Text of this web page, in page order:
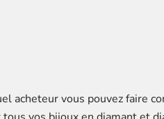
acheteur vous pouvez faire